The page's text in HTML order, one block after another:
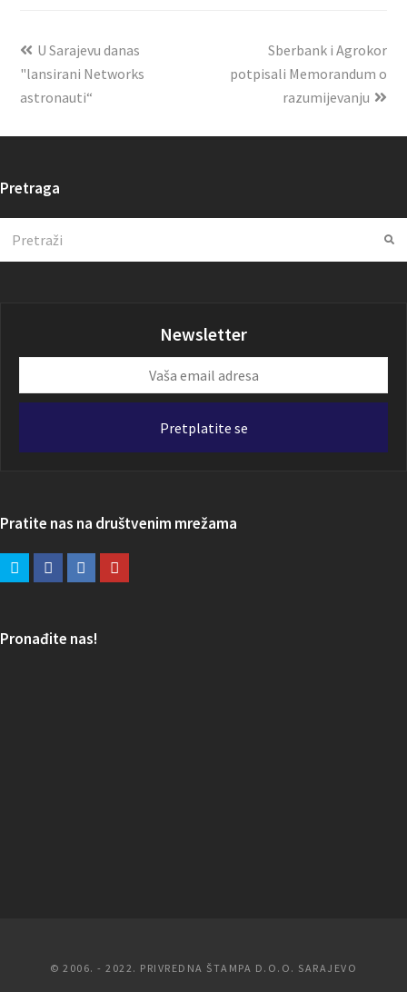
U Sarajevu danas
"lansirani Networks
astronauti“
Sberbank i Agrokor
potpisali Memorandum o
razumijevanju
Pretraga
Newsletter
email
Pretplatite se
Pratite nas na društvenim mrežama
Pronađite nas!
© 2006. - 2022. PRIVREDNA ŠTAMPA D.O.O. SARAJEVO